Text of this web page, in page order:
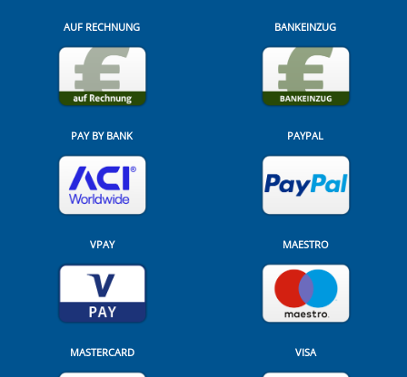
AUF RECHNUNG BANKEINZUG
PAY BY BANK PAYPAL
VPAY MAESTRO
MASTERCARD VISA